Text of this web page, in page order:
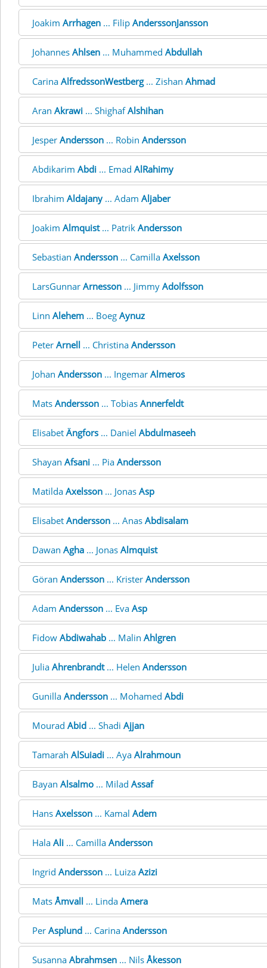
Joakim Arrhagen ... Filip AnderssonJansson
Johannes Ahlsen ... Muhammed Abdullah
Carina AlfredssonWestberg... Zishan Ahmad
Aran Akrawi ... ShighafAlshihan
Jesper Andersson ... Robin Andersson
Abdikarim Abdi ... Emad AlRahimy
Ibrahim Aldajany... Adam Aljaber
Joakim Almquist... Patrik Andersson
Sebastian Andersson ... Camilla Axelsson
LarsGunnar Arnesson ... Jimmy Adolfsson
Linn Alehem ... Boeg Aynuz
Peter Arnell ... Christina Andersson
Johan Andersson ... Ingemar Almeros
Mats Andersson ... Tobias Annerfeldt
Elisabet Ängfors ... Daniel Abdulmaseeh
Shayan Afsani ... Pia Andersson
Matilda Axelsson ... Jonas Asp
Elisabet Andersson ... Anas Abdisalam
Dawan Agha ... Jonas Almquist
Göran Andersson ... Krister Andersson
Adam Andersson ... Eva Asp
Fidow Abdiwahab ... Malin Ahlgren
Julia Ahrenbrandt... Helen Andersson
Gunilla Andersson ... Mohamed Abdi
Mourad Abid ... Shadi Ajjan
Tamarah AlSuiadi ... Aya Alrahmoun
Bayan Alsalmo ... Milad Assaf
Hans Axelsson ... Kamal Adem
Hala Ali ... Camilla Andersson
Ingrid Andersson ... Luiza Azizi
Mats Åmvall ... Linda Amera
Per Asplund ... Carina Andersson
Susanna Abrahmsen ... Nils Åkesson